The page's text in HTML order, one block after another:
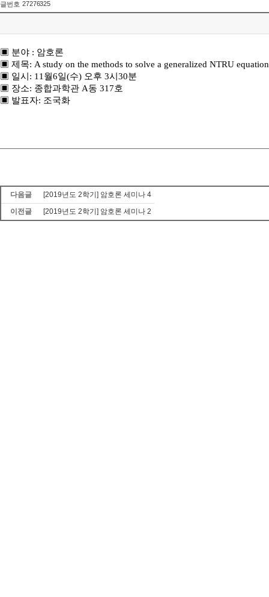
글번호 27276325
▣ 분야 : 암호론
▣ 제목: A study on the methods to solve a generalized NTRU equation
▣ 일시: 11월6일(수) 오후 3시30분
▣ 장소: 종합과학관 A동 317호
▣ 발표자: 조국화
다음글
[2019년도 2학기] 암호론 세미나 4
이전글
[2019년도 2학기] 암호론 세미나 2